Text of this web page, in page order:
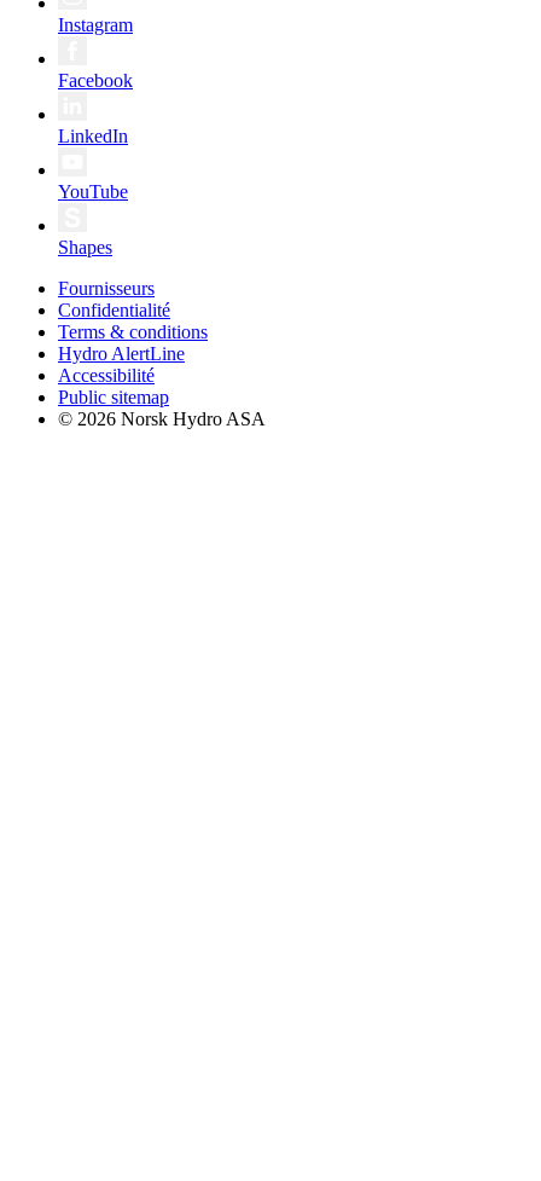
Instagram
Facebook
LinkedIn
YouTube
Shapes
Fournisseurs
Confidentialité
Terms & conditions
Hydro AlertLine
Accessibilité
Public sitemap
© 2026 Norsk Hydro ASA